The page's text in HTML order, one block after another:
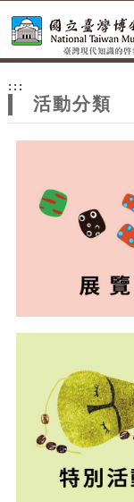
網
站
主
:::
活動分類